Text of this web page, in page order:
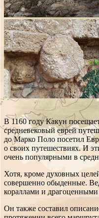
В 1160 году Какун
средневековый еврей
до Марко Поло посетил
о своих путешествиях. И
очень популярными в
Хотя, кроме духовных
совершенно обыденные.
кораллами и
Он также составил